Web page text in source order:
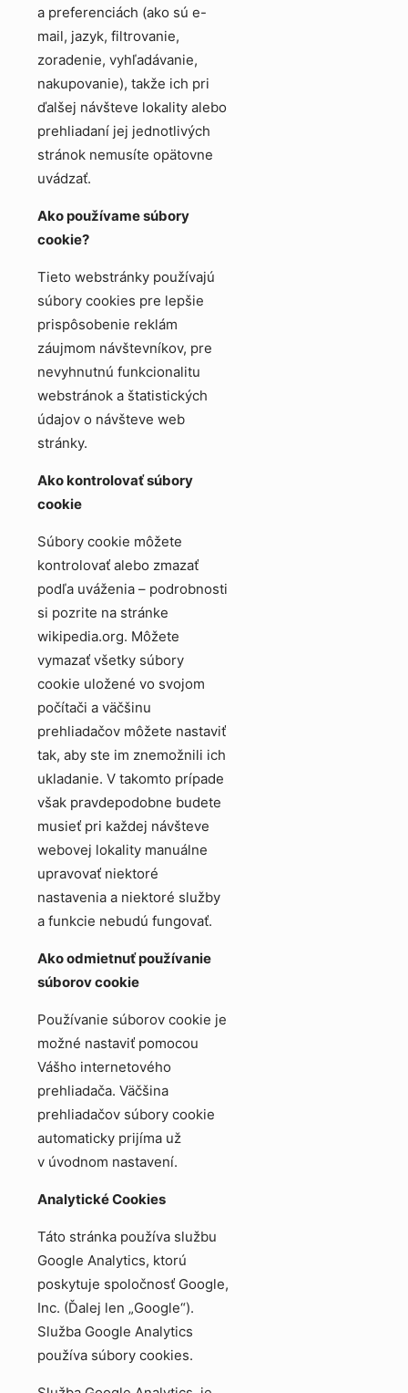
a preferenciách (ako sú e-
mail, jazyk, filtrovanie,
zoradenie, vyhľadávanie,
nakupovanie), takže ich pri
ďalšej návšteve lokality alebo
prehliadaní jej jednotlivých
stránok nemusíte opätovne
uvádzať.
Ako používame súbory
cookie?
Tieto webstránky používajú
súbory cookies pre lepšie
prispôsobenie reklám
záujmom návštevníkov, pre
nevyhnutnú funkcionalitu
webstránok a štatistických
údajov o návšteve web
stránky.
Ako kontrolovať súbory
cookie
Súbory cookie môžete
kontrolovať alebo zmazať
podľa uváženia – podrobnosti
si pozrite na stránke
wikipedia.org. Môžete
vymazať všetky súbory
cookie uložené vo svojom
počítači a väčšinu
prehliadačov môžete nastaviť
tak, aby ste im znemožnili ich
ukladanie. V takomto prípade
však pravdepodobne budete
musieť pri každej návšteve
webovej lokality manuálne
upravovať niektoré
nastavenia a niektoré služby
a funkcie nebudú fungovať.
Ako odmietnuť používanie
súborov cookie
Používanie súborov cookie je
možné nastaviť pomocou
Vášho internetového
prehliadača. Väčšina
prehliadačov súbory cookie
automaticky prijíma už
v úvodnom nastavení.
Analytické Cookies
Táto stránka používa službu
Google Analytics, ktorú
poskytuje spoločnosť Google,
Inc. (Ďalej len „Google“).
Služba Google Analytics
používa súbory cookies.